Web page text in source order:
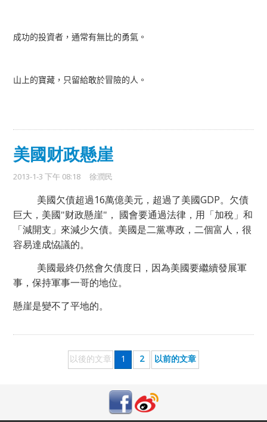
成功的投資者，通常有無比的勇氣。
山上的寶藏，只留給敢於冒險的人。
美國财政懸崖
2013-1-3 下午 08:18 徐潤民
美國欠債超過 16萬億美元，超過了美國GDP。欠債
巨大，美國"财政懸崖"， 國會要通過法律，用「加稅」和
「減開支」來減少欠債。美國是二黨專政，二個富人，很
容易達成恊議的。
美國最終仍然會欠債度日，因為美國要繼續發展軍
事，保持軍事一哥的地位。
懸崖是變不了平地的。
以後的文章 1 2 以前的文章